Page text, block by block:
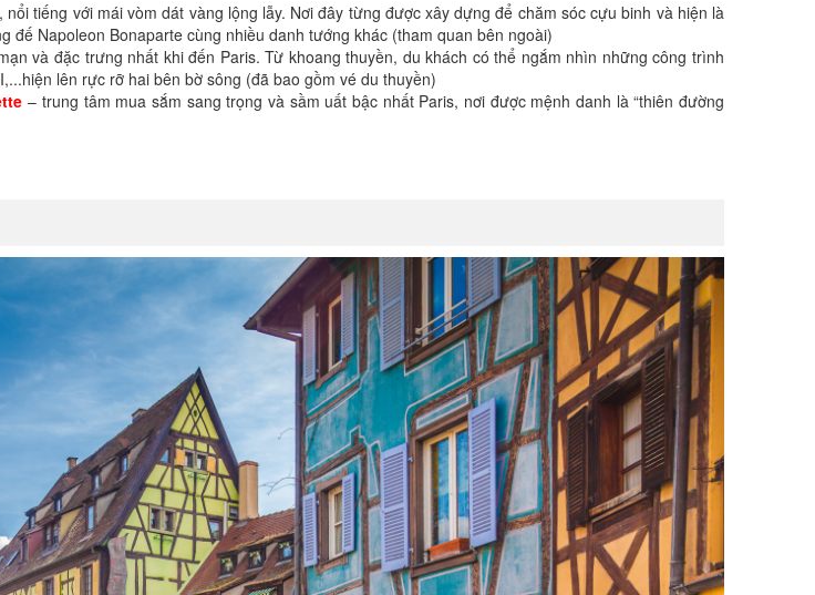
tiếng với mái vòm dát vàng lộng lẫy. Nơi đây từng được xây dựng để chăm sóc cựu binh và hiện là
Napoleon Bonaparte cùng nhiều danh tướng khác (tham quan bên ngoài)
và đặc trưng nhất khi đến Paris. Từ khoang thuyền, du khách có thể ngắm nhìn những công trình
lên rực rỡ hai bên bờ sông (đã bao gồm vé du thuyền)
– trung tâm mua sắm sang trọng và sầm uất bậc nhất Paris, nơi được mệnh danh là “thiên đường